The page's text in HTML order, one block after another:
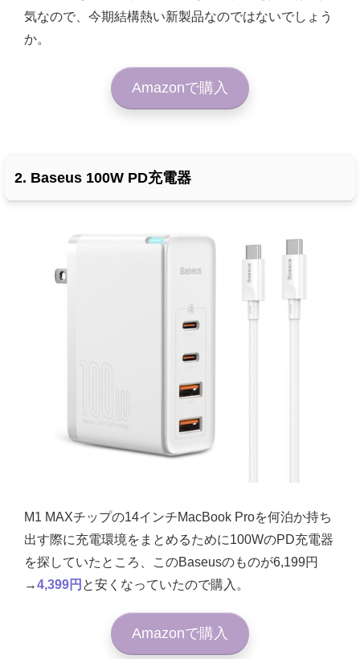
気なので、今期結構熱い新製品なのではないでしょう
か。
Amazonで購入
2. Baseus 100W PD充電器
M1 MAXチップの14インチMacBook Proを何泊か持ち
出す際に充電環境をまとめるために100WのPD充電器
を探していたところ、このBaseusのものが6,199円
→4,399円 と安くなっていたので購入。
Amazonで購入